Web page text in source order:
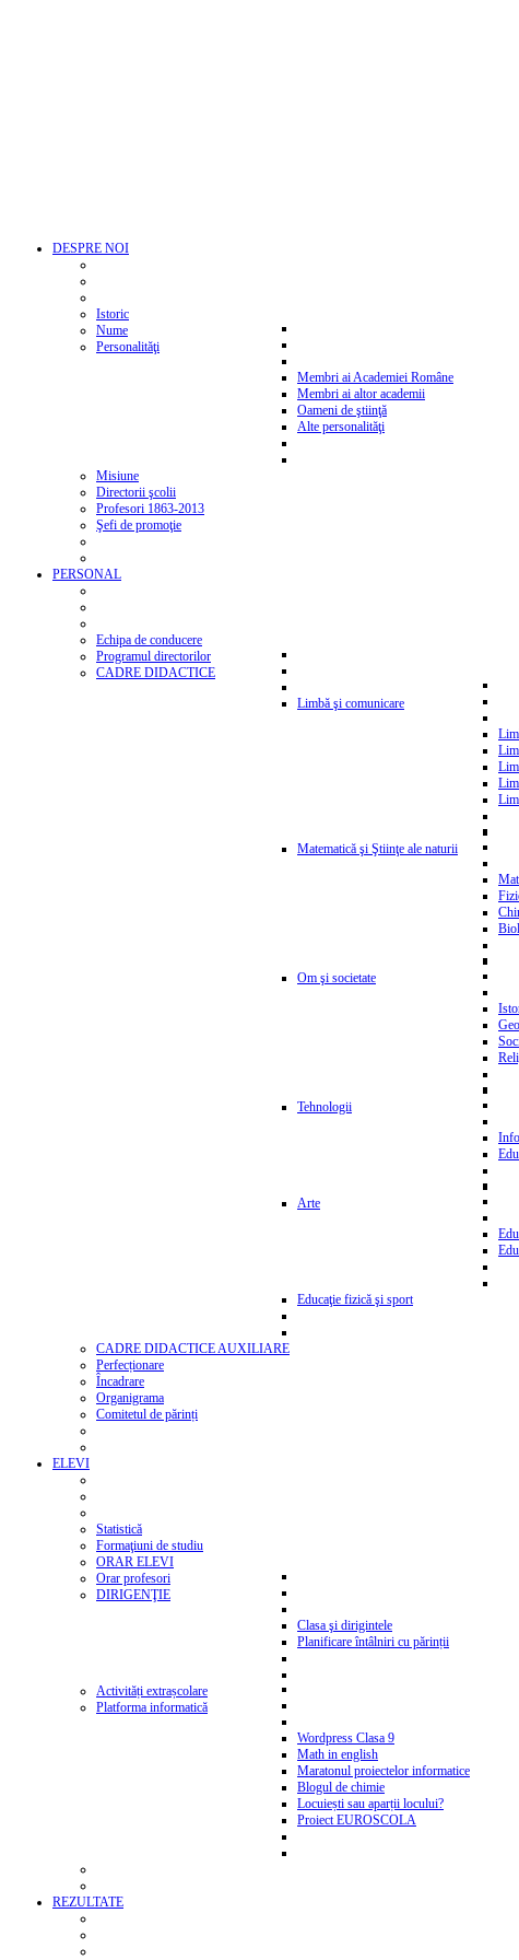
DESPRE NOI
Istoric
Nume
Personalităţi
Membri ai Academiei Române
Membri ai altor academii
Oameni de ştiinţă
Alte personalităţi
Misiune
Directorii şcolii
Profesori 1863-2013
Şefi de promoţie
PERSONAL
Echipa de conducere
Programul directorilor
CADRE DIDACTICE
Limbă şi comunicare
Matematică şi Ştiinţe ale naturii
Om şi societate
Tehnologii
Arte
Educaţie fizică şi sport
CADRE DIDACTICE AUXILIARE
Perfecționare
Încadrare
Organigrama
Comitetul de părinți
ELEVI
Statistică
Formaţiuni de studiu
ORAR ELEVI
Orar profesori
DIRIGENŢIE
Clasa şi dirigintele
Planificare întâlniri cu părinții
Activități extrașcolare
Platforma informatică
Wordpress Clasa 9
Math in english
Maratonul proiectelor informatice
Blogul de chimie
Locuiești sau aparții locului?
Proiect EUROSCOLA
REZULTATE